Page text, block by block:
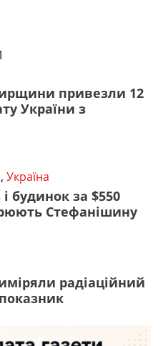
привезли 12
України з
, Україна
будинок за $550
Стефанішину
радіаційний